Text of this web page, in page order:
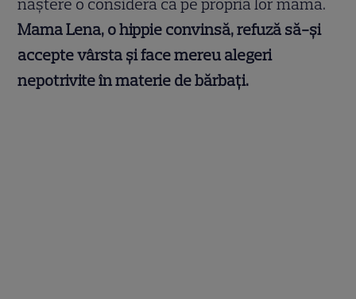
naștere o consideră ca pe propria lor mamă.
Mama Lena, o hippie convinsă, refuză să-și
accepte vârsta și face mereu alegeri
nepotrivite în materie de bărbați.